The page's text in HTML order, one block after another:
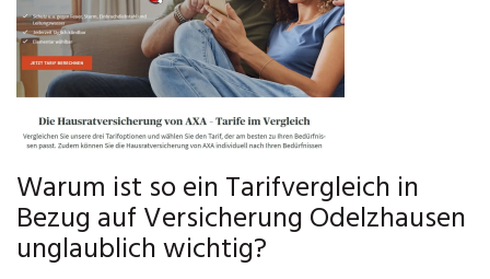
Warum ist so ein Tarifvergleich in
Bezug auf Versicherung Odelzhausen
unglaublich wichtig?